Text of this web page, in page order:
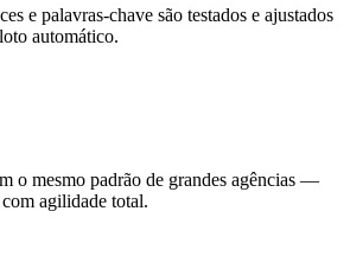
e palavras-chave são testados e ajustados
automático.
o mesmo padrão de grandes agências —
agilidade total.